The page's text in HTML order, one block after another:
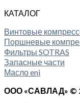
КАТАЛОГ
Винтовые
Поршневые
Фильтры SOTRAS
Запасные части
Масло eni
ООО «САВЛАД» ©